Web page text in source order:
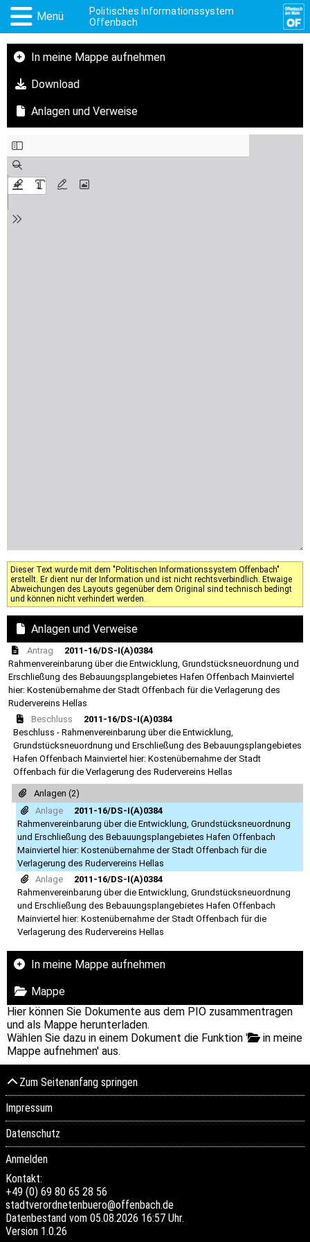
Menü
Politisches Informationssystem
Offenbach
In meine Mappe aufnehmen
Download
Anlagen und Verweise
Dieser Text wurde mit dem "Politischen Informationssystem Offenbach"
erstellt. Er dient nur der Information und ist nicht rechtsverbindlich. Etwaige
Abweichungen des Layouts gegenüber dem Original sind technisch bedingt
und können nicht verhindert werden.
Anlagen und Verweise
Antrag
2011-16/DS-I(A)0384
Rahmenvereinbarung über die Entwicklung, Grundstücksneuordnung und
Erschließung des Bebauungsplangebietes Hafen Offenbach Mainviertel
hier: Kostenübernahme der Stadt Offenbach für die Verlagerung des
Rudervereins Hellas
Beschluss
2011-16/DS-I(A)0384
Beschluss - Rahmenvereinbarung über die Entwicklung,
Grundstücksneuordnung und Erschließung des Bebauungsplangebietes
Hafen Offenbach Mainviertel hier: Kostenübernahme der Stadt
Offenbach für die Verlagerung des Rudervereins Hellas
Anlagen (2)
Anlage
2011-16/DS-I(A)0384
Rahmenvereinbarung über die Entwicklung, Grundstücksneuordnung
und Erschließung des Bebauungsplangebietes Hafen Offenbach
Mainviertel hier: Kostenübernahme der Stadt Offenbach für die
Verlagerung des Rudervereins Hellas
Anlage
2011-16/DS-I(A)0384
Rahmenvereinbarung über die Entwicklung, Grundstücksneuordnung
und Erschließung des Bebauungsplangebietes Hafen Offenbach
Mainviertel hier: Kostenübernahme der Stadt Offenbach für die
Verlagerung des Rudervereins Hellas
In meine Mappe aufnehmen
Mappe
Hier können Sie Dokumente aus dem PIO zusammentragen
und als Mappe herunterladen.
Wählen Sie dazu in einem Dokument die Funktion '
in meine
Mappe aufnehmen' aus.
Zum Seitenanfang springen
Impressum
Datenschutz
Anmelden
Kontakt:
+49 (0) 69 80 65 28 56
stadtverordnetenbuero@offenbach.de
Datenbestand vom 05.08.2026 16:57 Uhr.
Version 1.0.26